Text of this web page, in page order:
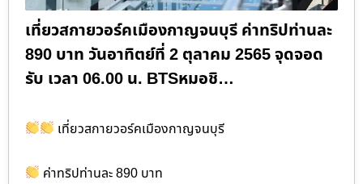
เที่ยวสกายวอร์คเมืองกาญจนบุรี ค่าทริปท่านละ
890 บาท วันอาทิตย์ที่ 2 ตุลาคม 2565 จุดจอด
รับ เวลา 06.00 น. BTSหมอชิ…
เที่ยวสกายวอร์คเมืองกาญจนบุรี
ค่าทริปท่านละ 890 บาท